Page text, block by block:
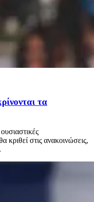
τα
κριθεί στις ανακοινώσεις,